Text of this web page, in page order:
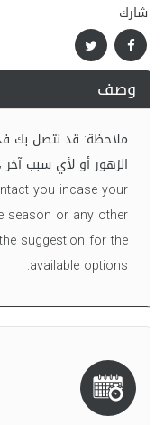
شارك
وصف
ملاحظة: قد نتصل بك
الزهور أو لأي سبب آخر
you incase your
season or any other
suggestion for the
available options.